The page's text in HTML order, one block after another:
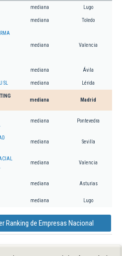
mediana Lugo
mediana Toledo
mediana Valencia
mediana Ávila
mediana Lérida
mediana Madrid
mediana Pontevedra
mediana Sevilla
mediana Valencia
mediana Asturias
mediana Lugo
Ranking de Empresas Nacional